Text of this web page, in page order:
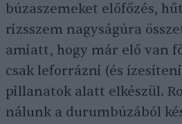
búzaszemeket előfőzés,
rizsszem nagyságúra
amiatt, hogy már elő van
csak leforrázni (és
pillanatok alatt elkészül.
nálunk a durumbúzából